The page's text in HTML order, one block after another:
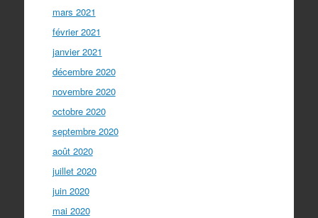
mars 2021
février 2021
janvier 2021
décembre 2020
novembre 2020
octobre 2020
septembre 2020
août 2020
juillet 2020
juin 2020
mai 2020